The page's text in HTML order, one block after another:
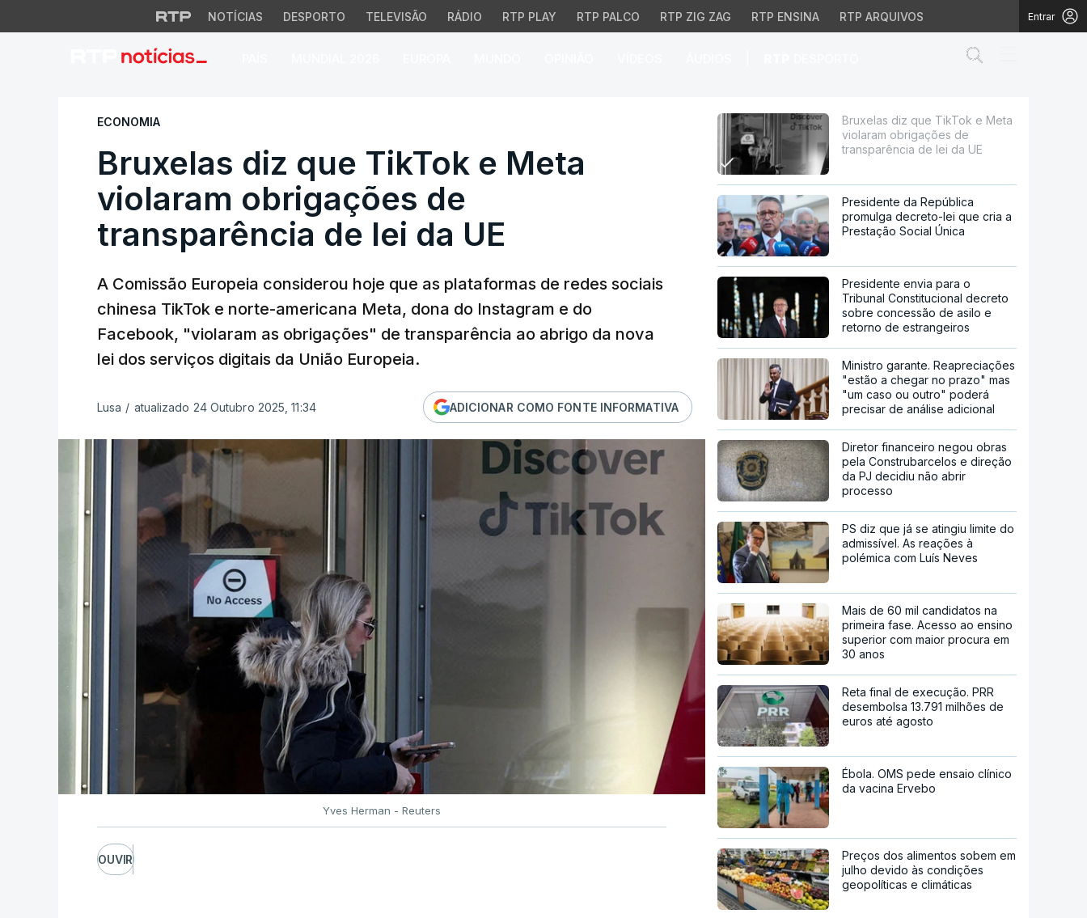
NOTÍCIAS DESPORTO TELEVISÃO RÁDIO RTP PLAY RTP PALCO RTP ZIG ZAG RTP ENSINA RTP ARQUIVOS Entrar
Bruxelas diz que TikTok e Meta violaram obrigações de
ECONOMIA
Bruxelas diz que TikTok e Meta
violaram obrigações de
transparência de lei da UE
A Comissão Europeia considerou hoje que as plataformas de redes sociais
chinesa TikTok e norte-americana Meta, dona do Instagram e do
Facebook, "violaram as obrigações" de transparência ao abrigo da nova
lei dos serviços digitais da União Europeia.
Lusa / atualizado 24 Outubro 2025, 11:34 ADICIONAR COMO FONTE INFORMATIVA
Yves Herman - Reuters
OUVIR
Bruxelas diz que TikTok e Meta
violaram obrigações de
transparência de lei da UE
Presidente da República
promulga decreto-lei que cria a
Prestação Social Única
Presidente envia para o
Tribunal Constitucional decreto
sobre concessão de asilo e
retorno de estrangeiros
Ministro garante. Reapreciações
"estão a chegar no prazo" mas
"um caso ou outro" poderá
precisar de análise adicional
Diretor financeiro negou obras
pela Construbarcelos e direção
da PJ decidiu não abrir
processo
PS diz que já se atingiu limite do
admissível. As reações à
polémica com Luís Neves
Mais de 60 mil candidatos na
primeira fase. Acesso ao ensino
superior com maior procura em
30 anos
Reta final de execução. PRR
desembolsa 13.791 milhões de
euros até agosto
Ébola. OMS pede ensaio clínico
da vacina Ervebo
Preços dos alimentos sobem em
julho devido às condições
geopolíticas e climáticas